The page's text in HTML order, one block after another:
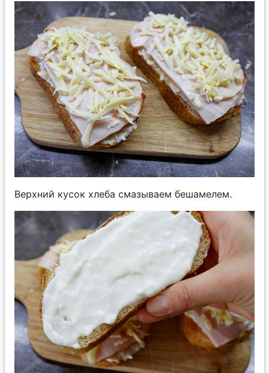
Верхний кусок хлеба смазываем бешамелем.